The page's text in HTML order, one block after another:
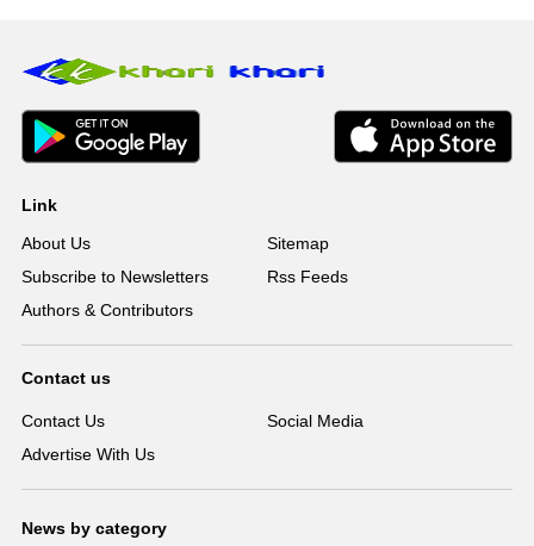
Link
About Us
Sitemap
Subscribe to Newsletters
Rss Feeds
Authors & Contributors
Contact us
Contact Us
Social Media
Advertise With Us
News by category